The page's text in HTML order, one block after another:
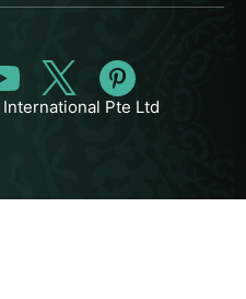
Pte Ltd